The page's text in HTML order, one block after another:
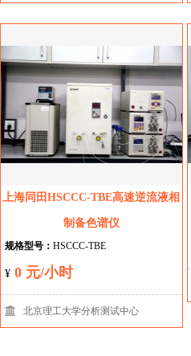
上海同田HSCCC-TBE高速逆流液相
制备色谱仪
规格型号： HSCCC-TBE
¥ 0 元/小时
北京理工大学分析测试中心